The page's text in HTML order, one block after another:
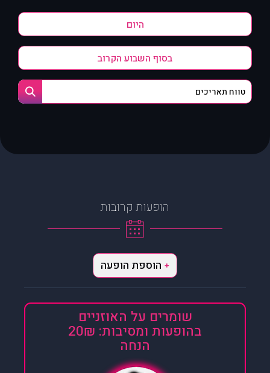
היום
בסוף השבוע הקרוב
הופעות קרובות
+ הוספת הופעה
שומרים על האוזניים
בהופעות ומסיבות: 20₪
הנחה